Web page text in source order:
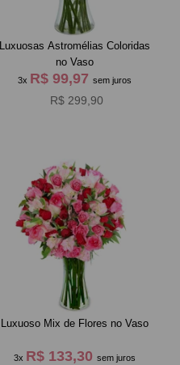
Luxuosas Astromélias Coloridas
no Vaso
3x R$ 99,97sem juros
R$ 299,90
Luxuoso Mix de Flores no Vaso
3x R$ 133,30sem juros